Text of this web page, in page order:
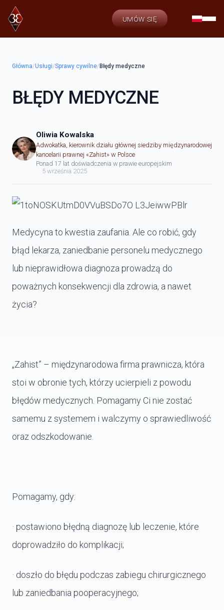
UMÓW SIĘ
Główna/Usługi/Sprawy cywilne/ Błędy medyczne
BŁĘDY MEDYCZNE
Oliwia Kowalska
Adwokatka, kierownik działu głównej siedziby międzynarodowej
kancelarii prawnej «Zahist» w Polsce
Ponad 17 lat doświadczenia w prawie europejskim
5 września 2025
Medycyna to kwestia zaufania. Ale co robić, gdy
błąd lekarza, zaniedbanie personelu medycznego
lub nieprawidłowa diagnoza prowadzą do
poważnych konsekwencji dla zdrowia, a nawet
życia?
„Zahist” – międzynarodowa firma prawnicza, która
stoi w obronie tych, którzy ucierpieli z powodu
błędów medycznych. Pomagamy Ci nie zostać
samemu z systemem i walczymy o sprawiedliwość
oraz odszkodowanie.
Pomagamy, gdy:
· postawiono błędną diagnozę lub leczenie, które
doprowadziło do komplikacji;
· doszło do błędu podczas zabiegu chirurgicznego
lub zaniedbania pooperacyjnego;